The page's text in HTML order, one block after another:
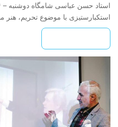
استکبارستیزی با موضوع تحریم،